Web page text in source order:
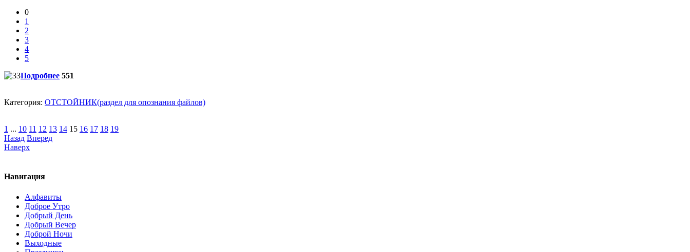
0
1
2
3
4
5
Подробнее 551
Категория: ОТСТОЙНИК(раздел для опознания файлов)
1 ... 10 11 12 13 14 15 16 17 18 19
Назад Вперед
Наверх
Навигация
Алфавиты
Доброе Утро
Добрый День
Добрый Вечер
Доброй Ночи
Выходные